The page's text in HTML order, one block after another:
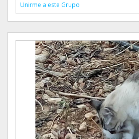
Unirme a este Grupo